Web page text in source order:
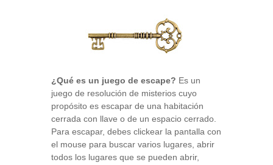
¿Qué es un juego de escape? Es un
juego de resolución de misterios cuyo
propósito es escapar de una habitación
cerrada con llave o de un espacio cerrado.
Para escapar, debes clickear la pantalla con
el mouse para buscar varios lugares, abrir
todos los lugares que se pueden abrir,